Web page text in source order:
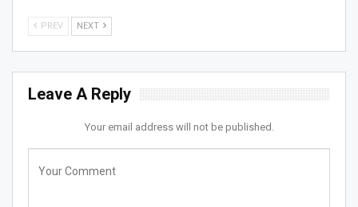
PREV NEXT
Leave A Reply
Your email address will not be published.